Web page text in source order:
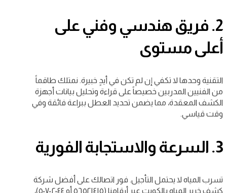
2. فريق هندسي وفني على
أعلى مستوى
التقنية وحدها لا تكفي إن لم تكن في أيدٍ خبيرة. نمتلك طاقماً
من الفنيين المدربين خصيصاً على قراءة وتحليل بيانات أجهزة
الكشف المعقدة، مما يضمن تحديد العطل ببراعة فائقة وفي
وقت قياسي.
3. السرعة والاستجابة الفورية
تسرب المياه لا يحتمل التأجيل. فور اتصالك على أفضل شركة
كشف خرير المياه بالكويت عبر أرقامنا (٥٦٥٢١٤١٥ أو ٥٠٧٠٢٠٤٤)،